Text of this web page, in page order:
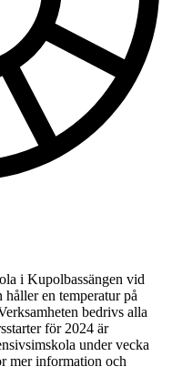
i Kupolbassängen vid
en temperatur på
bedrivs alla
för 2024 är
under vecka
mer information och